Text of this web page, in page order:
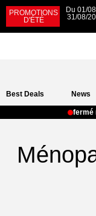
PROMOTIONS
D'ÉTÉ
Du 01/
31/08/
Best Deals News
fermé